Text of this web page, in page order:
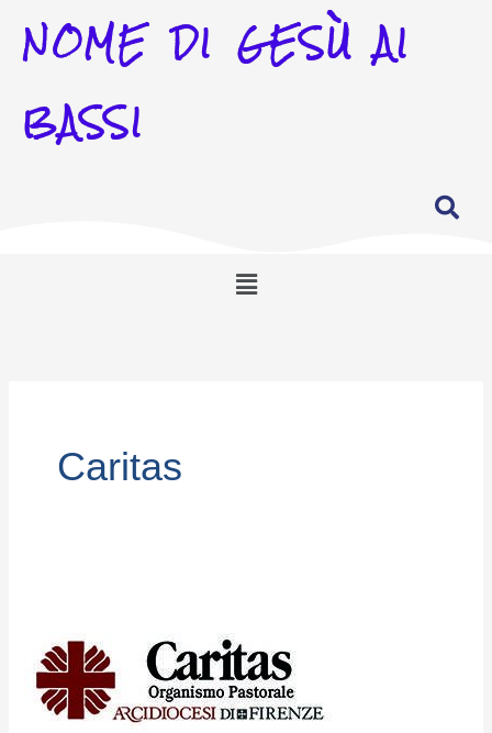
NOME DI GESÙ AI
BASSI
Menu
Caritas